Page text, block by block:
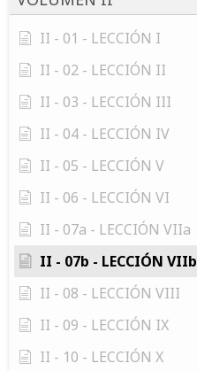
II - 01 - LECCIÓN I
II - 02 - LECCIÓN II
II - 03 - LECCIÓN III
II - 04 - LECCIÓN IV
II - 05 - LECCIÓN V
II - 06 - LECCIÓN VI
II - 07a - LECCIÓN VIIa
II - 07b - LECCIÓN VIIb
II - 08 - LECCIÓN VIII
II - 09 - LECCIÓN IX
II - 10 - LECCIÓN X